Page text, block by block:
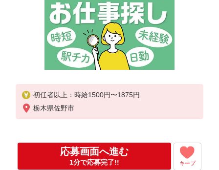
初任者以上：時給1500円〜1875円
栃木県佐野市
応募画面へ進む
1分で応募完了!! キープ